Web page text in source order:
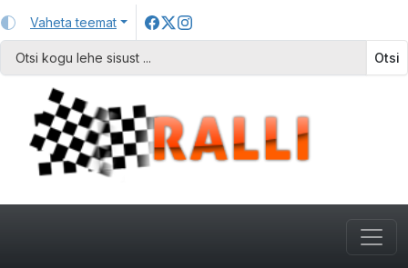
Vaheta teemat
Otsi